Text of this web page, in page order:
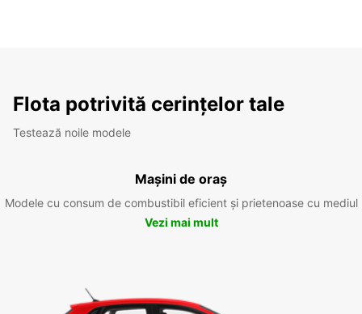
Flota potrivită cerințelor tale
Testează noile modele
Mașini de oraș
Modele cu consum de combustibil eficient și prietenoase cu mediul
Vezi mai mult